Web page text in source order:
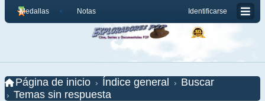
Identificarse
Medallas Notas
Página de inicio Índice general
Buscar
Temas sin respuesta